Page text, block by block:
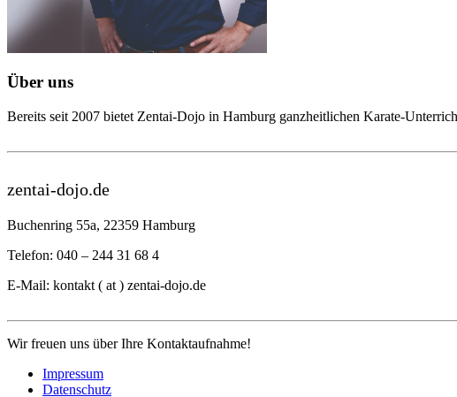
Über uns
Bereits seit 2007 bietet Zentai-Dojo in Hamburg ganzheitlichen Karate-
zentai-dojo.de
Buchenring 55a, 22359 Hamburg
Telefon: 040 – 244 31 68 4
E-Mail: kontakt ( at ) zentai-dojo.de
Wir freuen uns über Ihre Kontaktaufnahme!
Impressum
Datenschutz